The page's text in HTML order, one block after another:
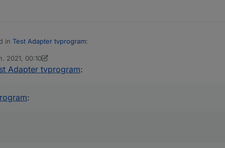
in Test Adapter tvprogram:
2021, 00:10
Adapter tvprogram:
: